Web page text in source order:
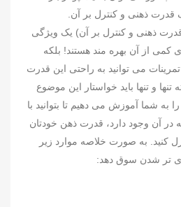
قدرت ذهنی و کنترل بر آن.
ذهنی و کنترل بر آن) یک ویژگی
کمی از آن بهره مند هستند! بلکه
می توانید به راحتی این قدرت
تنها و تنها باید خواستار این موضوع
به شما آموزش می دهیم تا بتوانید با
در آن وجود دارد، قدرت ذهن خودتان
کنید. به صورت خلاصه موارد زیر
تر شدن سوق دهد: